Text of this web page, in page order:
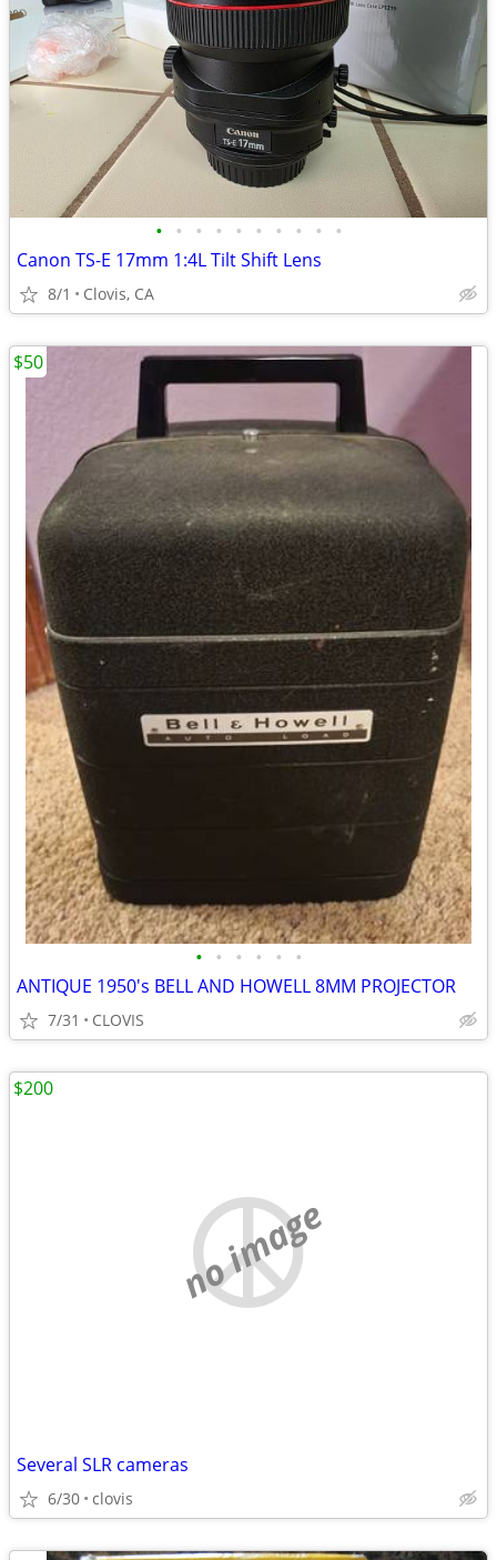
• • • • • • • • • •
Canon TS-E 17mm 1:4L Tilt Shift Lens
8/1 Clovis, CA
• • • • • •
ANTIQUE 1950's BELL AND HOWELL 8MM PROJECTOR
7/31 CLOVIS
$50
no image
Several SLR cameras
6/30 clovis
$200